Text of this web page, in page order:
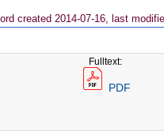
created 2014-07-16, last
Fulltext:
PDF